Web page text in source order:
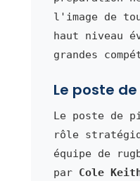
l'image de
haut niveau
grandes
Le poste
Le poste de
rôle
équipe de
par Cole